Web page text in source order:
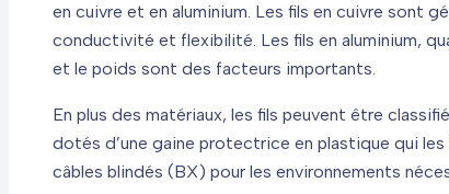
en cuivre et en aluminium. Les fils en cuivre sont
conductivité et flexibilité. Les fils en aluminium,
et le poids sont des facteurs importants.
En plus des matériaux, les fils peuvent être
dotés d’une gaine protectrice en plastique qui
câbles blindés (BX) pour les environnements